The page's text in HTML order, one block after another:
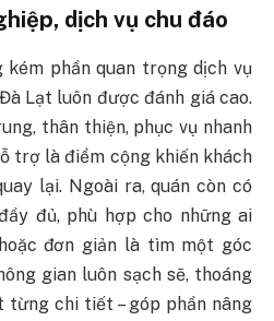
dịch vụ chu đáo
kém phần quan trọng dịch vụ
Lạt luôn được đánh giá cao.
thân thiện, phục vụ nhanh
trợ là điểm cộng khiến khách
lại. Ngoài ra, quán còn có
đủ, phù hợp cho những ai
đơn giản là tìm một góc
gian luôn sạch sẽ, thoáng
từng chi tiết – góp phần nâng